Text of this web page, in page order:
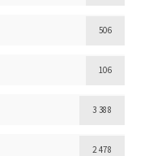
506
106
3 388
2 478